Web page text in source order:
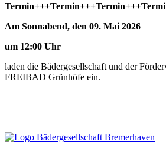
Am Sonnabend, den 09. Mai 2026
um 12:00 Uhr
laden die Bädergesellschaft und der
FREIBAD Grünhöfe ein.